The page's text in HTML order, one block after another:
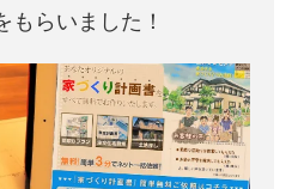
もらいました！